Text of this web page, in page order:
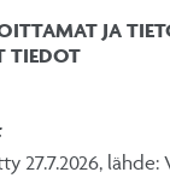
JA
TIEDOT
27.7.2026, lähde: